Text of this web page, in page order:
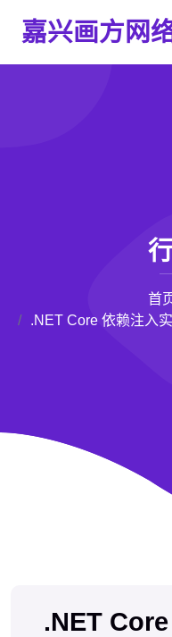
嘉兴画方网
首
.NET Core 依赖注入
.NET